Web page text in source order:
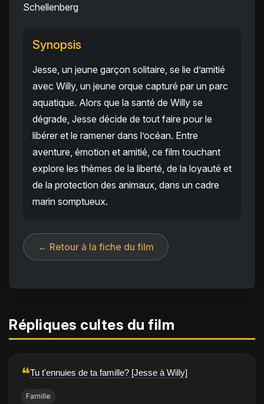
Schellenberg
Synopsis
Jesse, un jeune garçon solitaire, se lie d’amitié
avec Willy, un jeune orque capturé par un parc
aquatique. Alors que la santé de Willy se
dégrade, Jesse décide de tout faire pour le
libérer et le ramener dans l’océan. Entre
aventure, émotion et amitié, ce film touchant
explore les thèmes de la liberté, de la loyauté et
de la protection des animaux, dans un cadre
marin somptueux.
← Retour à la fiche du film
Répliques cultes du film
❝Tu t'ennuies de ta famille? [Jesse à Willy]
Famille